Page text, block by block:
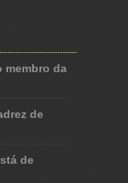
membro da
de
de